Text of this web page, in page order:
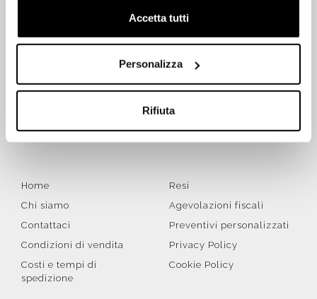
Accetta tutti
Personalizza
Rifiuta
ISCRIVITI SUBITO ALLA NEWSLETTER
Iscriviti
, accetto di ricevere la newsletter ai
Home
Chi siamo
Contattaci
Condizioni di vendita
Costi e tempi di
spedizione
Resi
Agevolazioni fiscali
Preventivi personalizzati
Privacy Policy
Cookie Policy